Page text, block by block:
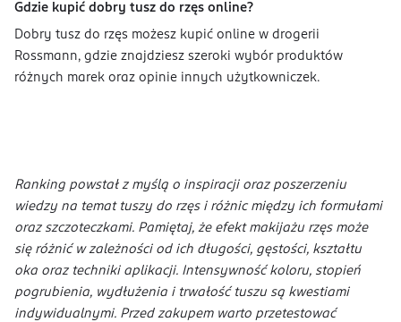
Gdzie kupić dobry tusz do rzęs online?
Dobry tusz do rzęs możesz kupić online w drogerii
Rossmann, gdzie znajdziesz szeroki wybór produktów
różnych marek oraz opinie innych użytkowniczek.
Ranking powstał z myślą o inspiracji oraz poszerzeniu
wiedzy na temat tuszy do rzęs i różnic między ich formułami
oraz szczoteczkami. Pamiętaj, że efekt makijażu rzęs może
się różnić w zależności od ich długości, gęstości, kształtu
oka oraz techniki aplikacji. Intensywność koloru, stopień
pogrubienia, wydłużenia i trwałość tuszu są kwestiami
indywidualnymi. Przed zakupem warto przetestować